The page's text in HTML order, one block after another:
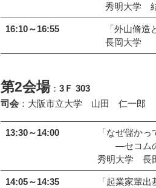
秀明大学
16:10～16:55
「外山脩
長岡大学
第2会場：3Ｆ 303
司会 ：大阪市立大学 山田 仁一郎
13:30～14:00
「なぜ儲か
―セコムの
秀明大学 長
14:05～14:35
「起業家輩